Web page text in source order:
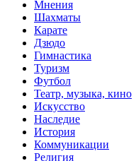
Мнения
Шахматы
Карате
Дзюдо
Гимнастика
Туризм
Футбол
Театр, музыка, кино
Искусство
Наследие
История
Коммуникации
Религия